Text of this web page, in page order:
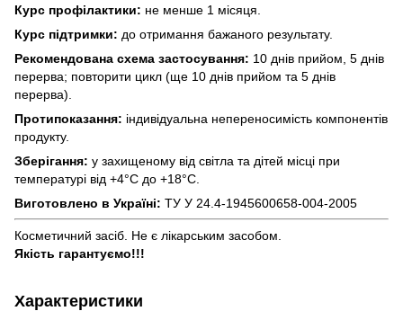
Курс профілактики: не менше 1 місяця.
Курс підтримки: до отримання бажаного результату.
Рекомендована схема застосування: 10 днів прийом, 5 днів
перерва; повторити цикл (ще 10 днів прийом та 5 днів
перерва).
Протипоказання: індивідуальна непереносимість компонентів
продукту.
Зберігання: у захищеному від світла та дітей місці при
температурі від +4°С до +18°С.
Виготовлено в Україні: ТУ У 24.4-1945600658-004-2005
Косметичний засіб. Не є лікарським засобом.
Якість гарантуємо!!!
Характеристики